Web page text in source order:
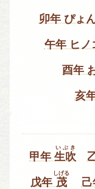
卯年 ぴょ
午年 ヒノ
酉年
亥
甲年生吹
いぶき
戊年 茂
しげる
己